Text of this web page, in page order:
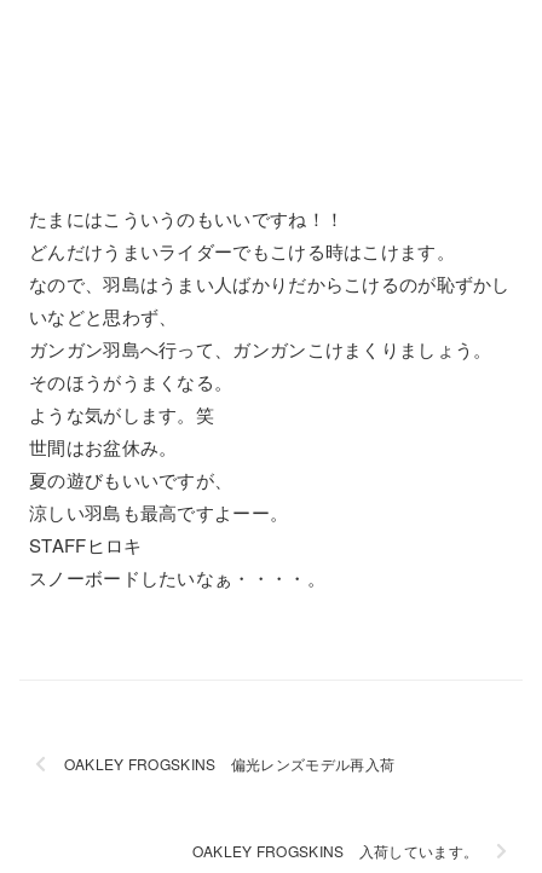
たまにはこういうのもいいですね！！
どんだけうまいライダーでもこける時はこけます。
なので、羽島はうまい人ばかりだからこけるのが恥ずかし
いなどと思わず、
ガンガン羽島へ行って、ガンガンこけまくりましょう。
そのほうがうまくなる。
ような気がします。笑
世間はお盆休み。
夏の遊びもいいですが、
涼しい羽島も最高ですよーー。
STAFFヒロキ
スノーボードしたいなぁ・・・・。
OAKLEY FROGSKINS 偏光レンズモデル再入荷
OAKLEY FROGSKINS 入荷しています。